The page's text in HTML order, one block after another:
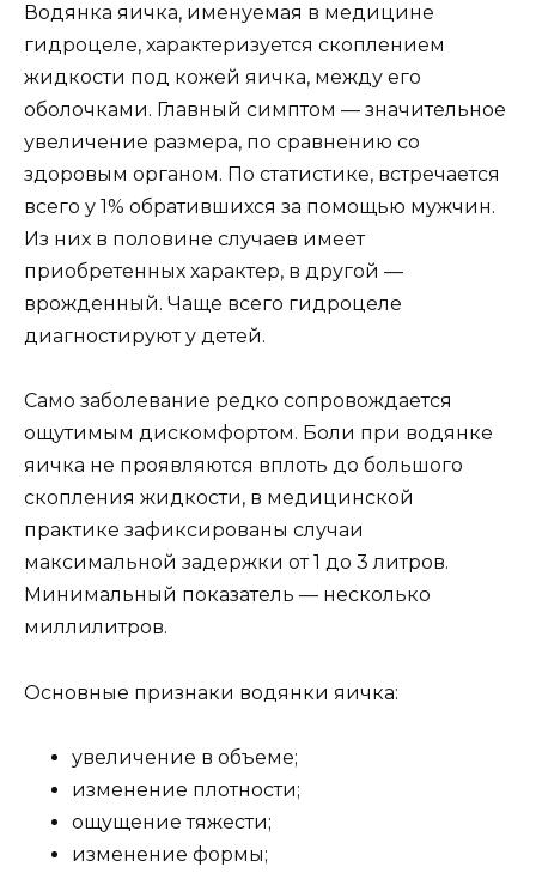
Водянка яичка, именуемая в медицине
гидроцеле, характеризуется скоплением
жидкости под кожей яичка, между его
оболочками. Главный симптом — значительное
увеличение размера, по сравнению со
здоровым органом. По статистике, встречается
всего у 1% обратившихся за помощью мужчин.
Из них в половине случаев имеет
приобретенных характер, в другой —
врожденный. Чаще всего гидроцеле
диагностируют у детей.
Само заболевание редко сопровождается
ощутимым дискомфортом. Боли при водянке
яичка не проявляются вплоть до большого
скопления жидкости, в медицинской
практике зафиксированы случаи
максимальной задержки от 1 до 3 литров.
Минимальный показатель — несколько
миллилитров.
Основные признаки водянки яичка:
увеличение в объеме;
изменение плотности;
ощущение тяжести;
изменение формы;